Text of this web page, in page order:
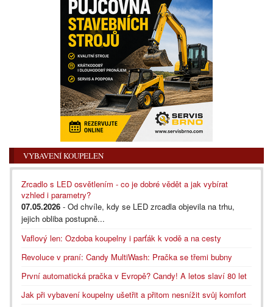
VYBAVENÍ KOUPELEN
Zrcadlo s LED osvětlením - co je dobré vědět a jak vybírat
vzhled i parametry?
07.05.2026 - Od chvíle, kdy se LED zrcadla objevila na trhu,
jejich obliba postupně...
Vaflový len: Ozdoba koupelny i parťák k vodě a na cesty
Revoluce v praní: Candy MultiWash: Pračka se třemi bubny
První automatická pračka v Evropě? Candy! A letos slaví 80 let
Jak při vybavení koupelny ušetřit a přitom nesnížit svůj komfort